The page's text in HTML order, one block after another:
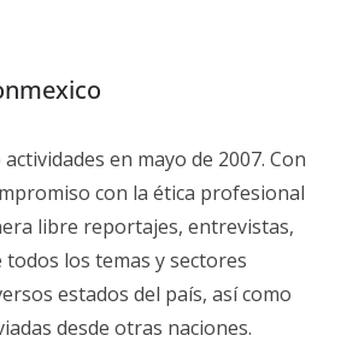
en mayo de 2007. Con
con la ética profesional
libre reportajes, entrevistas,
todos los temas y sectores
estados del país, así como
desde otras naciones.